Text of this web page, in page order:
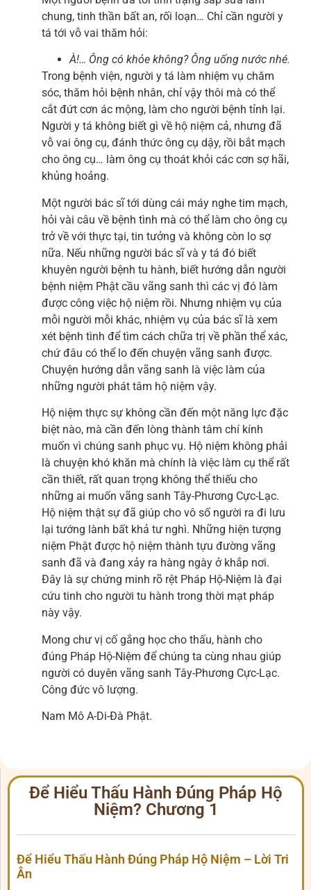
chung, tinh thần bất an, rối loạn… Chỉ cần người y
tá tới vỗ vai thăm hỏi:
À!… Ông có khỏe không? Ông uống nước nhé.
Trong bệnh viện, người y tá làm nhiệm vụ chăm
sóc, thăm hỏi bệnh nhân, chỉ vậy thôi mà có thể
cắt đứt cơn ác mộng, làm cho người bệnh tỉnh lại.
Người y tá không biết gì về hộ niệm cả, nhưng đã
vỗ vai ông cụ, đánh thức ông cụ dậy, rồi bắt mạch
cho ông cụ… làm ông cụ thoát khỏi các cơn sợ hãi,
khủng hoảng.
Một người bác sĩ tới dùng cái máy nghe tim mạch,
hỏi vài câu về bệnh tình mà có thể làm cho ông cụ
trở về với thực tại, tin tưởng và không còn lo sợ
nữa. Nếu những người bác sĩ và y tá đó biết
khuyên người bệnh tu hành, biết hướng dẫn người
bệnh niệm Phật cầu vãng sanh thì các vị đó làm
được công việc hộ niệm rồi. Nhưng nhiệm vụ của
mỗi người mỗi khác, nhiệm vụ của bác sĩ là xem
xét bệnh tình để tìm cách chữa trị về phần thể xác,
chứ đâu có thể lo đến chuyện vãng sanh được.
Chuyện hướng dẫn vãng sanh là việc làm của
những người phát tâm hộ niệm vậy.
Hộ niệm thực sự không cần đến một năng lực đặc
biệt nào, mà cần đến lòng thành tâm chí kính
muốn vì chúng sanh phục vụ. Hộ niệm không phải
là chuyện khó khăn mà chính là việc làm cụ thể rất
cần thiết, rất quan trọng không thể thiếu cho
những ai muốn vãng sanh Tây-Phương Cực-Lạc.
Hộ niệm thật sự đã giúp cho vô số người ra đi lưu
lại tướng lành bất khả tư nghì. Những hiện tượng
niệm Phật được hộ niệm thành tựu đường vãng
sanh đã và đang xảy ra hàng ngày ở khắp nơi.
Đây là sự chứng minh rõ rệt Pháp Hộ-Niệm là đại
cứu tinh cho người tu hành trong thời mạt pháp
này vậy.
Mong chư vị cố gắng học cho thấu, hành cho
đúng Pháp Hộ-Niệm để chúng ta cùng nhau giúp
người có duyên vãng sanh Tây-Phương Cực-Lạc.
Công đức vô lượng.
Nam Mô A-Di-Đà Phật.
Để Hiểu Thấu Hành Đúng Pháp Hộ
Niệm? Chương 1
Để Hiểu Thấu Hành Đúng Pháp Hộ Niệm – Lời Tri
Ân